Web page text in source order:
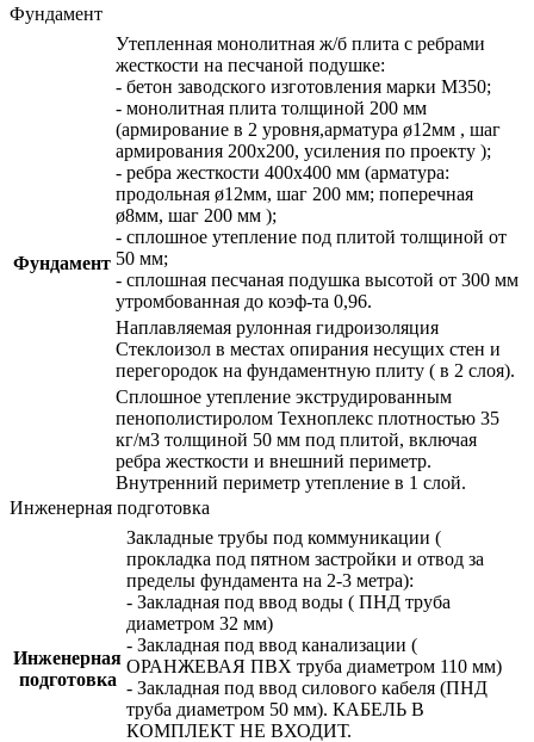
Фундамент
Фундамент
Утепленная монолитная ж/б плита с ребрами
жесткости на песчаной подушке:
- бетон заводского изготовления марки М350;
- монолитная плита толщиной 200 мм
(армирование в 2 уровня,арматура ø12мм , шаг
армирования 200х200, усиления по проекту );
- ребра жесткости 400х400 мм (арматура:
продольная ø12мм, шаг 200 мм; поперечная
ø8мм, шаг 200 мм );
- сплошное утепление под плитой толщиной от
50 мм;
- сплошная песчаная подушка высотой от 300 мм
утромбованная до коэф-та 0,96.
Наплавляемая рулонная гидроизоляция
Стеклоизол в местах опирания несущих стен и
перегородок на фундаментную плиту ( в 2 слоя).
Сплошное утепление экструдированным
пенополистиролом Техноплекс плотностью 35
кг/м3 толщиной 50 мм под плитой, включая
ребра жесткости и внешний периметр.
Внутренний периметр утепление в 1 слой.
Инженерная подготовка
Инженерная
подготовка
Закладные трубы под коммуникации (
прокладка под пятном застройки и отвод за
пределы фундамента на 2-3 метра):
- Закладная под ввод воды ( ПНД труба
диаметром 32 мм)
- Закладная под ввод канализации (
ОРАНЖЕВАЯ ПВХ труба диаметром 110 мм)
- Закладная под ввод силового кабеля (ПНД
труба диаметром 50 мм). КАБЕЛЬ В
КОМПЛЕКТ НЕ ВХОДИТ.